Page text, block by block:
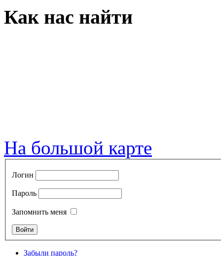
Как нас найти
На большой карте
Логин
Пароль
Запомнить меня
Забыли пароль?